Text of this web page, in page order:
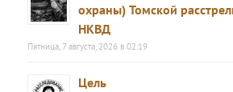
охраны) Томской
НКВД
Пятница, 7 августа, 2026 в 02:19
Цель